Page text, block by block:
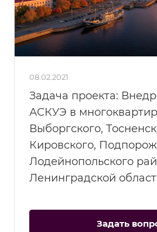
08.02.2021
Задача проекта:
АСКУЭ в
Выборгского,
Кировского,
Лодейнопольского
Ленинградской
Задать